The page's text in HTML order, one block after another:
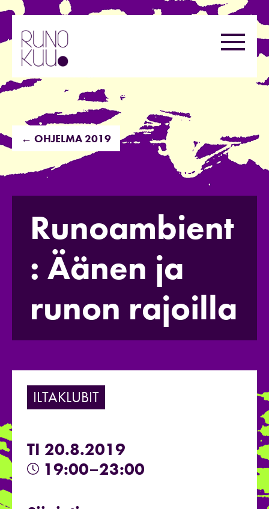
sisältöön
← OHJELMA 2019
Runoambient
: Äänen ja
runon rajoilla
ILTAKLUBIT
TI 20.8.2019
19:00–23:00